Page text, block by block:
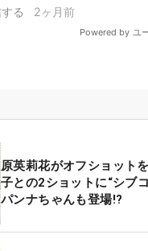
原英莉花がオフショット
子との2ショットに“シブ
パンナちゃんも登場!?